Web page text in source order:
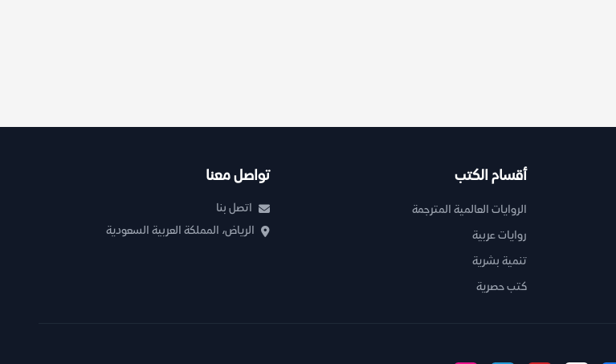
أقسام الكتب
الروايات العالمية المترجمة
روايات عربية
تنمية بشرية
كتب حصرية
تواصل معنا
اتصل بنا
الرياض، المملكة العربية السعودية